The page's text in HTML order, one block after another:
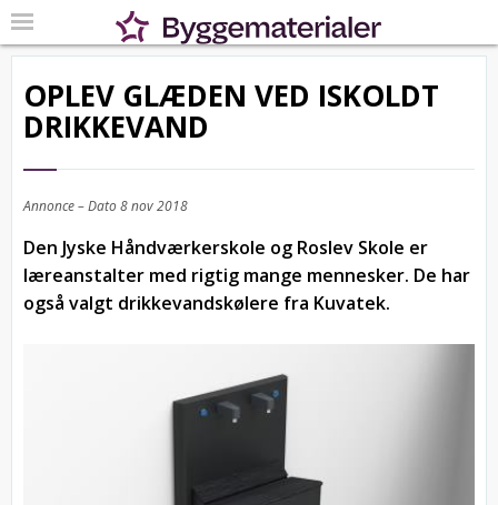
OPLEV GLÆDEN VED ISKOLDT
DRIKKEVAND
Annonce – Dato8 nov 2018
Den Jyske Håndværkerskole og Roslev Skole er
læreanstalter med rigtig mange mennesker. De har
også valgt drikkevandskølere fra Kuvatek.